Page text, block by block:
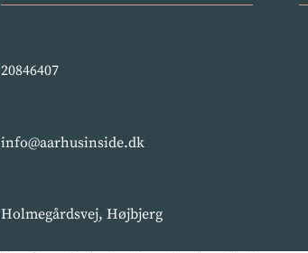
20846407
info@aarhusinside.dk
Holmegårdsvej, Højbjerg